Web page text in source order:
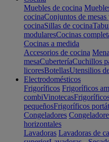
Muebles de cocina
cocinaConjuntos de
cocinaSillas de cocina
modularesCocinas
Cocinas a medida
Accesorios de cocina
mesaCuberteríaCuchillos
licoresBotellasUtensilios
Electrodomésticos
Frigoríficos Frigoríficos
combiVinotecas
pequeñosFrigoríficos
Congeladores
horizontales
Lavadoras Lavadoras de